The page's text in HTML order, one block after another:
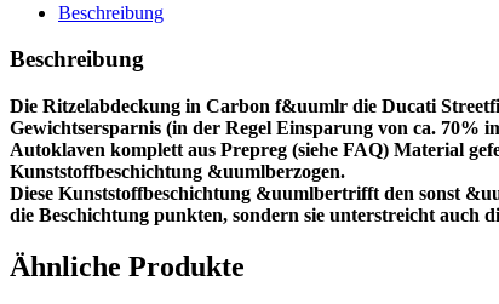
Beschreibung
Beschreibung
Die Ritzelabdeckung in Carbon f&uumlr die Ducati
Gewichtsersparnis (in der Regel Einsparung von ca. 70%
Autoklaven komplett aus Prepreg (siehe FAQ) Material
Kunststoffbeschichtung &uumlberzogen.
Diese Kunststoffbeschichtung &uumlbertrifft den sonst
die Beschichtung punkten, sondern sie unterstreicht
Ähnliche Produkte